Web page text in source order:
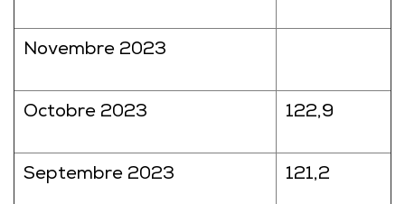
Novembre 2023
Octobre 2023 122,9
Septembre 2023 121,2